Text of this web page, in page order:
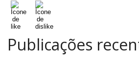
Publicações